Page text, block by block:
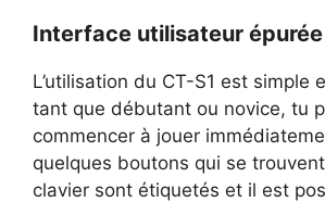
Interface utilisateur épurée
L’utilisation du CT-S1 est simple
tant que débutant ou novice, tu
commencer à jouer
quelques boutons qui se
clavier sont étiquetés et il est